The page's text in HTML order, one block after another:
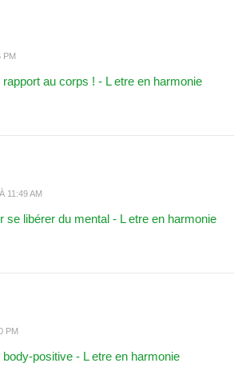
PM
au corps ! - L etre en harmonie
11:49 AM
se libérer du mental - L etre en harmonie
PM
positive - L etre en harmonie